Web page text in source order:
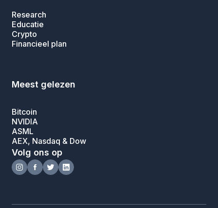
Research
Educatie
Crypto
Financieel plan
Meest gelezen
Bitcoin
NVIDIA
ASML
AEX, Nasdaq & Dow
Volg ons op